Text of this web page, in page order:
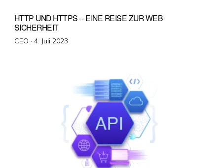
HTTP UND HTTPS – EINE REISE ZUR WEB-
SICHERHEIT
CEO · Veröffentlicht
4. Juli 2023